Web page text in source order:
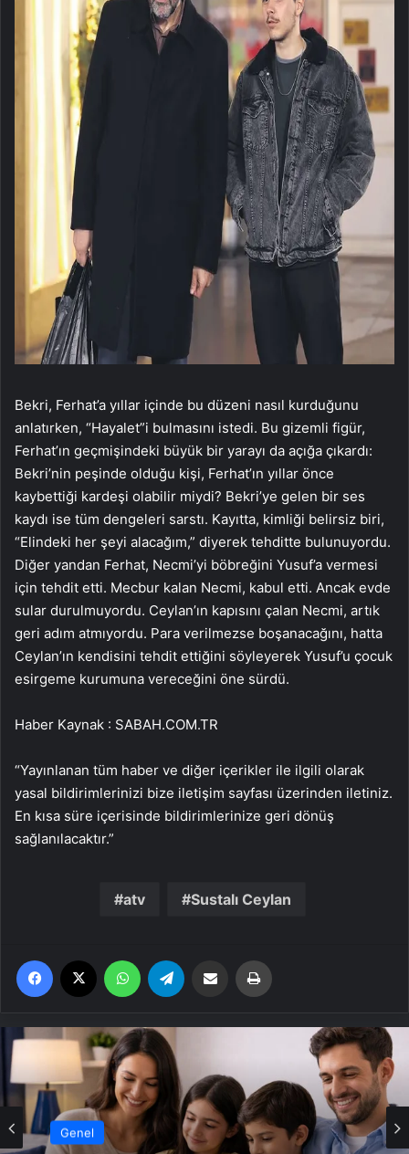
Bekri, Ferhat’a yıllar içinde bu düzeni nasıl kurduğunu
anlatırken, “Hayalet”i bulmasını istedi. Bu gizemli figür,
Ferhat’ın geçmişindeki büyük bir yarayı da açığa çıkardı:
Bekri’nin peşinde olduğu kişi, Ferhat’ın yıllar önce
kaybettiği kardeşi olabilir miydi? Bekri’ye gelen bir ses
kaydı ise tüm dengeleri sarstı. Kayıtta, kimliği belirsiz biri,
“Elindeki her şeyi alacağım,” diyerek tehditte bulunuyordu.
Diğer yandan Ferhat, Necmi’yi böbreğini Yusuf’a vermesi
için tehdit etti. Mecbur kalan Necmi, kabul etti. Ancak evde
sular durulmuyordu. Ceylan’ın kapısını çalan Necmi, artık
geri adım atmıyordu. Para verilmezse boşanacağını, hatta
Ceylan’ın kendisini tehdit ettiğini söyleyerek Yusuf’u çocuk
esirgeme kurumuna vereceğini öne sürdü.
Haber Kaynak : SABAH.COM.TR
“Yayınlanan tüm haber ve diğer içerikler ile ilgili olarak
yasal bildirimlerinizi bize iletişim sayfası üzerinden iletiniz.
En kısa süre içerisinde bildirimlerinize geri dönüş
sağlanılacaktır.”
atv Sustalı Ceylan
Facebook WhatsApp Email'den paylaş
Genel